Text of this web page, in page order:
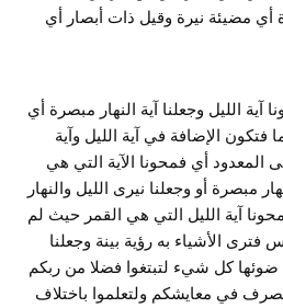
أي مضيئة نيرة وقيل ذات أبصار أي
آية الليل وجعلنا آية النهار مبصرة أي
فتكون الإضافة في آية الليل وآية
المعدود أي فمحونا الآية التي هي
مبصرة أو وجعلنا نيرى الليل والنهار
آية الليل التي هي القمر حيث لم
الأشياء به رؤية بينة وجعلنا
كل شيء لتبتغوا فضلا من ربكم
في معايشكم ولتعلموا باختلاف